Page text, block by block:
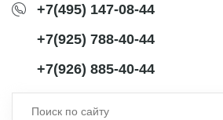
+7(495) 147-08-44
+7(925) 788-40-44
+7(926) 885-40-44